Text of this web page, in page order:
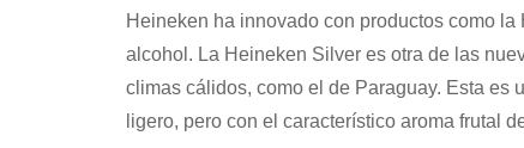
Heineken ha innovado con productos como
alcohol. La Heineken Silver es otra de las
climas cálidos, como el de Paraguay. Esta es
ligero, pero con el característico aroma frutal